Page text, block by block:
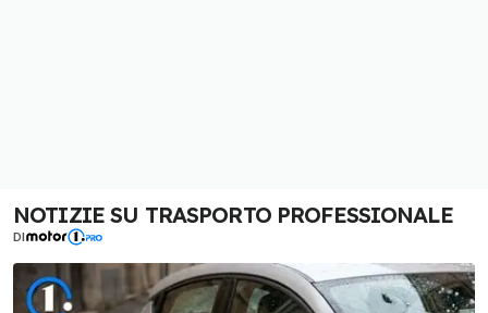
NOTIZIE SU TRASPORTO PROFESSIONALE
DI